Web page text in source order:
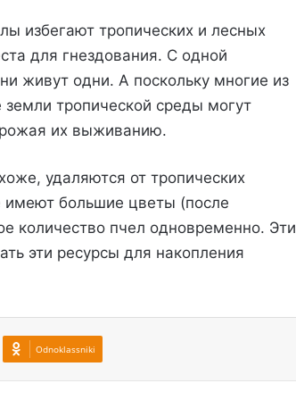
избегают тропических и лесных
для гнездования. С одной
живут одни. А поскольку многие из
тропической среды могут
их выживанию.
удаляются от тропических
имеют большие цветы (после
количество пчел одновременно. Эти
эти ресурсы для накопления
Odnoklassniki